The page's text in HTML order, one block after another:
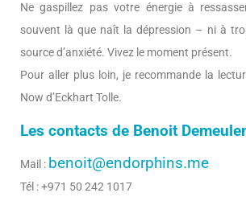
Ne gaspillez pas votre énergie à
souvent là que naît la dépression – ni à
source d’anxiété. Vivez le moment présent.
Pour aller plus loin, je recommande la
Now d’Eckhart Tolle.
Les contacts de Benoit
Mail : benoit@endorphins.me
Tél : +971 50 242 1017